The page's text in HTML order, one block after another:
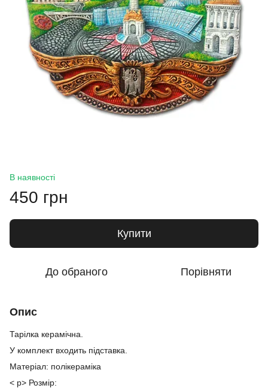
В наявності
450 грн
Купити
До обраного Порівняти
Опис
Тарілка керамічна.
У комплект входить підставка.
Матеріал: полікераміка
< p> Розмір: